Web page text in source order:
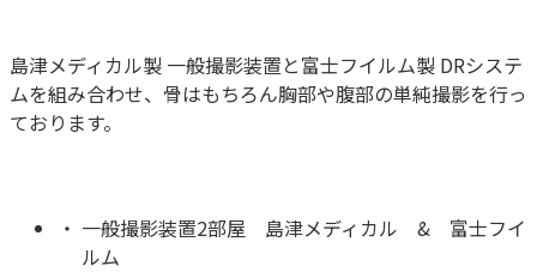
島津メディカル製 一般撮影装置と富士フイルム製 DRシステ
ムを組み合わせ、骨はもちろん胸部や腹部の単純撮影を行っ
ております。
一般撮影装置2部屋 島津メディカル & 富士フイ
ルム